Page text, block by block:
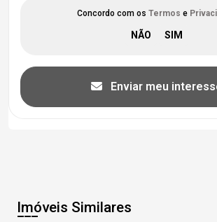
Concordo com os Termos e
Enviar meu
Imóveis Similares